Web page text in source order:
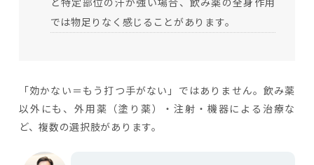
ど特定部位の汗が強い場合、飲み薬の全身作用
では物足りなく感じることがあります。
「効かない＝もう打つ手がない」ではありません。飲み薬
以外にも、外用薬（塗り薬）・注射・機器による治療な
ど、複数の選択肢があります。